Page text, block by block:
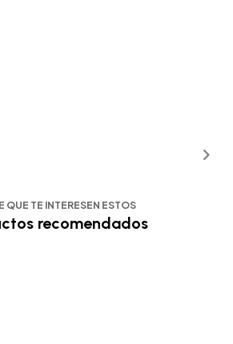
QUE TE INTERESEN ESTOS
recomendados